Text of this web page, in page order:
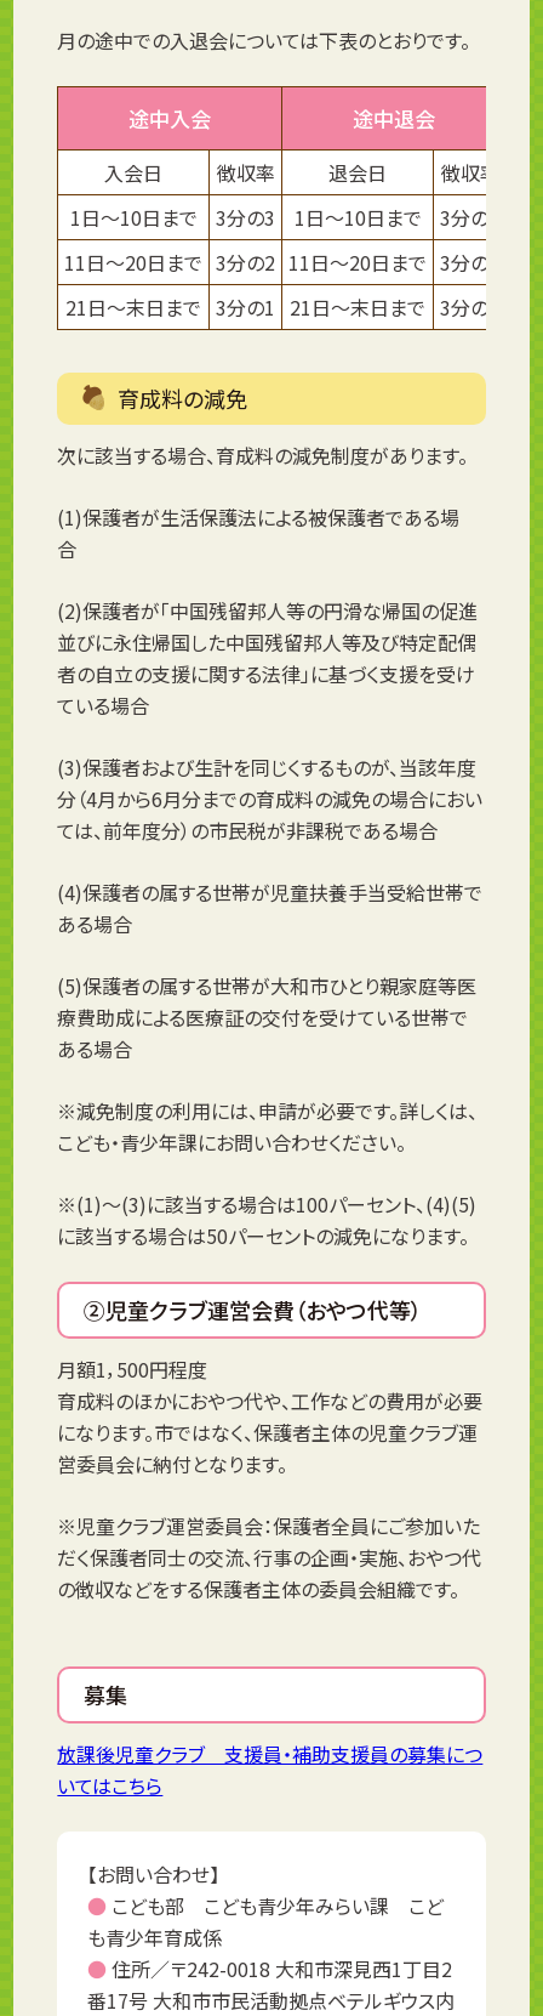
月の途中での入退会については下表のとおりです。
途中入会 途中退会
入会日 徴収率 退会日 徴収率
1日～10日まで
3分の3 1日～10日まで 3分の1
11日～20日まで 3分の2 11日～20日まで 3分の2
21日～末日まで 3分の1 21日～末日まで 3分の3
育成料の減免
次に該当する場合、育成料の減免制度があります。
(1)保護者が生活保護法による被保護者である場
合
(2)保護者が「中国残留邦人等の円滑な帰国の促進
並びに永住帰国した中国残留邦人等及び特定配偶
者の自立の支援に関する法律」に基づく支援を受け
ている場合
(3)保護者および生計を同じくするものが、当該年度
分（4月から6月分までの育成料の減免の場合におい
ては、前年度分）の市民税が非課税である場合
(4)保護者の属する世帯が児童扶養手当受給世帯で
ある場合
(5)保護者の属する世帯が大和市ひとり親家庭等医
療費助成による医療証の交付を受けている世帯で
ある場合
※減免制度の利用には、申請が必要です。詳しくは、
こども・青少年課にお問い合わせください。
※(1)～(3)に該当する場合は100パーセント、(4)(5)
に該当する場合は50パーセントの減免になります。
②児童クラブ運営会費（おやつ代等）
月額1，500円程度
育成料のほかにおやつ代や、工作などの費用が必要
になります。市ではなく、保護者主体の児童クラブ運
営委員会に納付となります。
※児童クラブ運営委員会：保護者全員にご参加いた
だく保護者同士の交流、行事の企画・実施、おやつ代
の徴収などをする保護者主体の委員会組織です。
募集
放課後児童クラブ 支援員・補助支援員の募集につ
いてはこちら
【お問い合わせ】
● こども部 こども青少年みらい課 こど
も青少年育成係
● 住所／〒242-0018 大和市深見西1丁目2
番17号 大和市市民活動拠点ベテルギウス内